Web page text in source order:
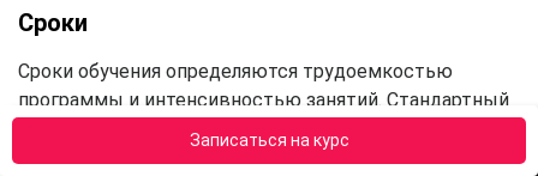
Записаться на курс
Сроки
Сроки обучения определяются трудоемкостью
программы и интенсивностью занятий. Стандартный
объем образовательный программ от «АПОК» — 72
часов. При средней интенсивности ежедневных